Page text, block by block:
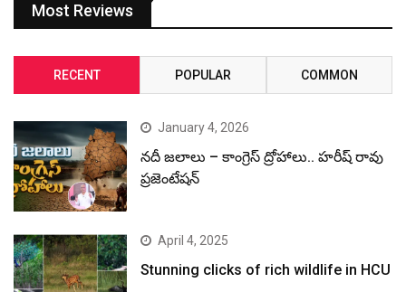
Most Reviews
RECENT POPULAR COMMON
January 4, 2026
నదీ జలాలు – కాంగ్రెస్ ద్రోహాలు.. హరీష్ రావు
ప్రజెంటేషన్
April 4, 2025
Stunning clicks of rich wildlife in HCU